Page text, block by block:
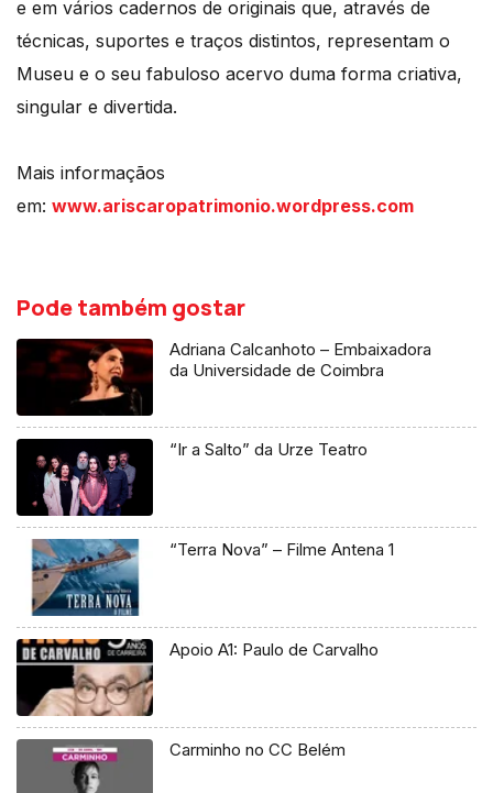
e em vários cadernos de originais que, através de
técnicas, suportes e traços distintos, representam o
Museu e o seu fabuloso acervo duma forma criativa,
singular e divertida.
Mais informaçãos
em: www.ariscaropatrimonio.wordpress.com
Pode também gostar
Adriana Calcanhoto – Embaixadora
da Universidade de Coimbra
“Ir a Salto” da Urze Teatro
“Terra Nova” – Filme Antena 1
Apoio A1: Paulo de Carvalho
Carminho no CC Belém